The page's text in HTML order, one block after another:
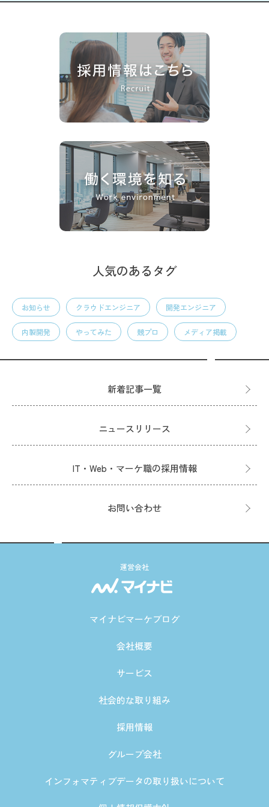
人気のあるタグ
お知らせ クラウドエンジニア 開発エンジニア
内製開発 やってみた 競プロ メディア掲載
新着記事一覧
ニュースリリース
IT・Web・マーケ職の採用情報
お問い合わせ
運営会社
マイナビマーケブログ
会社概要
サービス
社会的な取り組み
採用情報
グループ会社
インフォマティブデータの取り扱いについて